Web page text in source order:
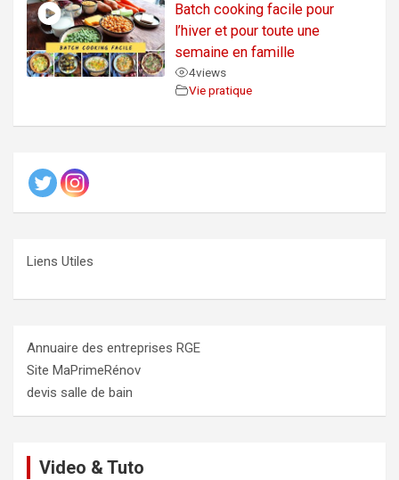
Batch cooking facile pour
l’hiver et pour toute une
semaine en famille
4views
Vie pratique
Liens Utiles
Annuaire des entreprises RGE
Site MaPrimeRénov
devis salle de bain
Video & Tuto